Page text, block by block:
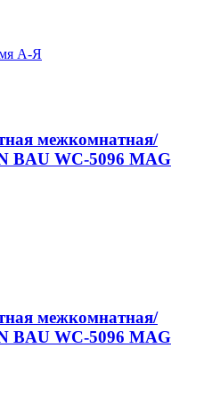
А-Я
межкомнатная/
BAU WC-5096 MAG
межкомнатная/
BAU WC-5096 MAG